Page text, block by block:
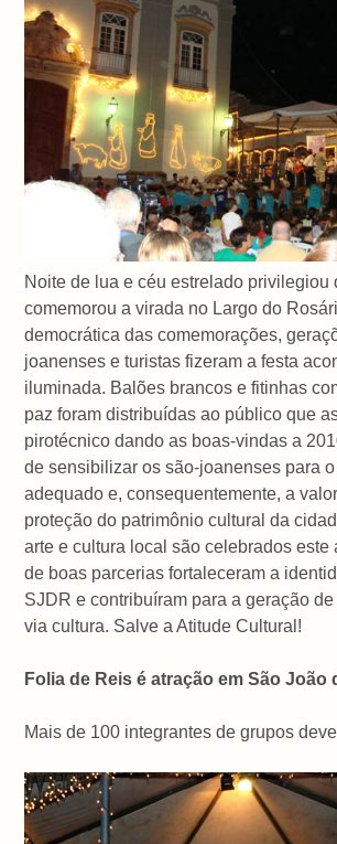
Noite de lua e céu estrelado privilegiou
comemorou a virada no Largo do
democrática das comemorações,
joanenses e turistas fizeram a festa
iluminada. Balões brancos e fitinhas
paz foram distribuídas ao público que
pirotécnico dando as boas-vindas a
de sensibilizar os são-joanenses para
adequado e, consequentemente, a
proteção do patrimônio cultural da
arte e cultura local são celebrados este
de boas parcerias fortaleceram a
SJDR e contribuíram para a geração
via cultura. Salve a Atitude Cultural!
Folia de Reis é atração em São João
Mais de 100 integrantes de grupos